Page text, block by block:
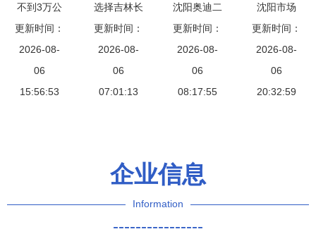
不到3万公
里的众泰
5008 城市
多功能越野
代步新宠
更新时间：
2026-08-
06
15:56:53
选择吉林长
春博信汽
车，为您严
选品质二手
车
更新时间：
2026-08-
06
07:01:13
沈阳奥迪二
手车市场概
览——优信
平台报价与
选购指南
更新时间：
2026-08-
06
08:17:55
沈阳市场
2004年款
二手保时捷
概览与选购
解析
更新时间：
2026-08-
06
20:32:59
企业信息
Information
----------------